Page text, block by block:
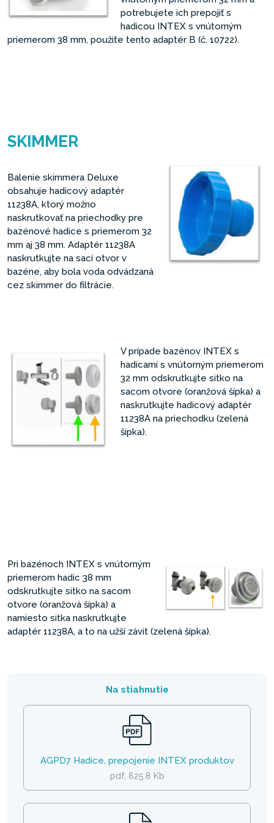
potrebujete ich prepojiť s
hadicou INTEX s vnútorným
priemerom 38 mm, použite tento adaptér B (č. 10722).
SKIMMER
Balenie skimmera Deluxe
obsahuje hadicový adaptér
11238A, ktorý možno
naskrutkovať na priechodky pre
bazénové hadice s priemerom 32
mm aj 38 mm. Adaptér 11238A
naskrutkujte na sací otvor v
bazéne, aby bola voda odvádzaná
cez skimmer do filtrácie.
V prípade bazénov INTEX s
hadicami s vnútorným priemerom
32 mm odskrutkujte sitko na
sacom otvore (oranžová šípka) a
naskrutkujte hadicový adaptér
11238A na priechodku (zelená
šípka).
Pri bazénoch INTEX s vnútorným
priemerom hadíc 38 mm
odskrutkujte sitko na sacom
otvore (oranžová šípka) a
namiesto sitka naskrutkujte
adaptér 11238A, a to na užší závit (zelená šípka).
Na stiahnutie
AGPD7 Hadice, prepojenie INTEX produktov
pdf, 825.8 Kb